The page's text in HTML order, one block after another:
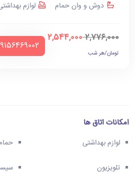
دوش و وان حمام
لوازم
2,776,000
2,544,000
تومان/هر شب
امکانات اتاق ها
لوازم بهداشتی
تلویزیون